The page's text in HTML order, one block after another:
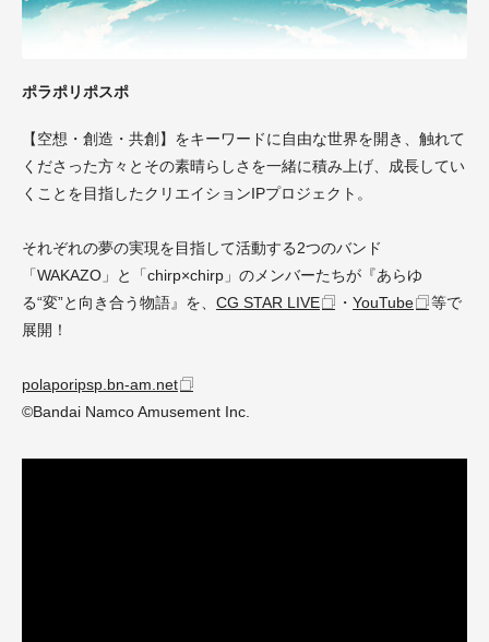
ポラポリポスポ
【空想・創造・共創】をキーワードに自由な世界を開き、触れて
くださった方々とその素晴らしさを一緒に積み上げ、成長してい
くことを目指したクリエイションIPプロジェクト。
それぞれの夢の実現を目指して活動する2つのバンド
「WAKAZO」と「chirp×chirp」のメンバーたちが『あらゆ
る“変”と向き合う物語』を、 CG STAR LIVE ・ YouTube
等で
展開！
polaporipsp.bn-am.net
©Bandai Namco Amusement Inc.